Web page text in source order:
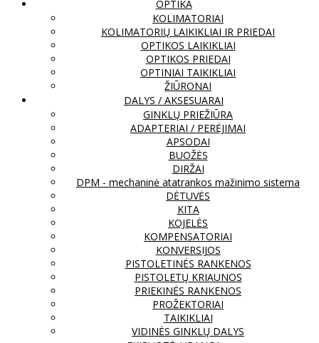
OPTIKA
KOLIMATORIAI
KOLIMATORIŲ LAIKIKLIAI IR PRIEDAI
OPTIKOS LAIKIKLIAI
OPTIKOS PRIEDAI
OPTINIAI TAIKIKLIAI
ŽIŪRONAI
DALYS / AKSESUARAI
GINKLŲ PRIEŽIŪRA
ADAPTERIAI / PERĖJIMAI
APSODAI
BUOŽĖS
DIRŽAI
DPM - mechaninė atatrankos mažinimo sistema
DĖTUVĖS
KITA
KOJELĖS
KOMPENSATORIAI
KONVERSIJOS
PISTOLETINĖS RANKENOS
PISTOLETŲ KRIAUNOS
PRIEKINĖS RANKENOS
PROŽEKTORIAI
TAIKIKLIAI
VIDINĖS GINKLŲ DALYS